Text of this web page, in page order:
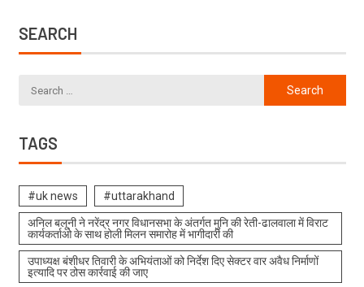
SEARCH
TAGS
#uk news #uttarakhand
अनिल बलूनी ने नरेंद्र नगर विधानसभा के अंतर्गत मुनि की रेती-ढालवाला में विराट
कार्यकर्ताओ के साथ होली मिलन समारोह में भागीदारी की
उपाध्यक्ष बंशीधर तिवारी के अभियंताओं को निर्देश दिए सेक्टर वार अवैध निर्माणों
इत्यादि पर ठोस कार्रवाई की जाए